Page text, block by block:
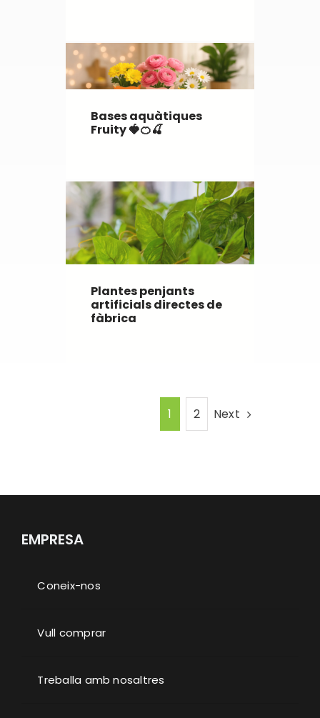
Bases aquàtiques
Fruity 🍓🍊🍒
Plantes penjants
artificials directes de
fàbrica
1 2 Next
EMPRESA
Coneix-nos
Vull comprar
Treballa amb nosaltres